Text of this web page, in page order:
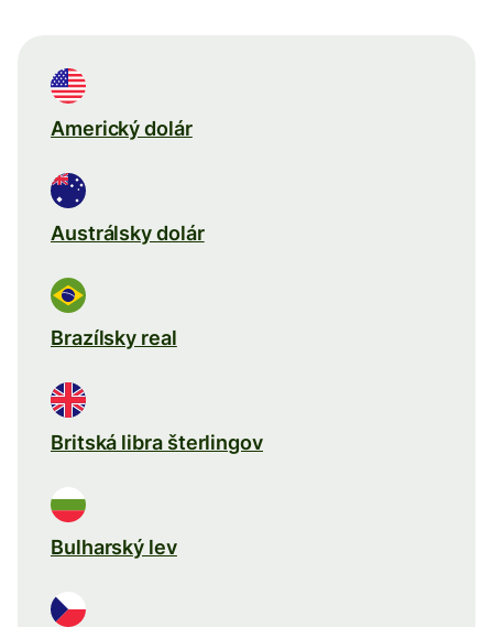
Americký dolár
Austrálsky dolár
Brazílsky real
Britská libra šterlingov
Bulharský lev